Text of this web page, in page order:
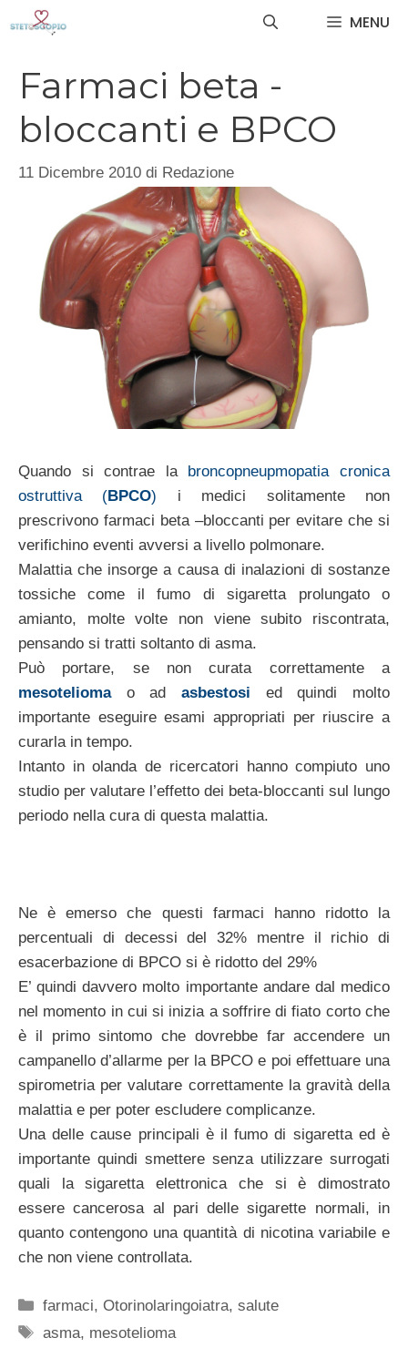
MENU
Farmaci beta -
bloccanti e BPCO
11 Dicembre 2010 di Redazione
Quando si contrae la broncopneupmopatia cronica
ostruttiva (BPCO) i medici solitamente non
prescrivono farmaci beta –bloccanti per evitare che si
verifichino eventi avversi a livello polmonare.
Malattia che insorge a causa di inalazioni di sostanze
tossiche come il fumo di sigaretta prolungato o
amianto, molte volte non viene subito riscontrata,
pensando si tratti soltanto di asma.
Può portare, se non curata correttamente a
mesoteliomao ad asbestosi ed quindi molto
importante eseguire esami appropriati per riuscire a
curarla in tempo.
Intanto in olanda de ricercatori hanno compiuto uno
studio per valutare l’effetto dei beta-bloccanti sul lungo
periodo nella cura di questa malattia.
Ne è emerso che questi farmaci hanno ridotto la
percentuali di decessi del 32% mentre il richio di
esacerbazione di BPCO si è ridotto del 29%
E’ quindi davvero molto importante andare dal medico
nel momento in cui si inizia a soffrire di fiato corto che
è il primo sintomo che dovrebbe far accendere un
campanello d’allarme per la BPCO e poi effettuare una
spirometria per valutare correttamente la gravità della
malattia e per poter escludere complicanze.
Una delle cause principali è il fumo di sigaretta ed è
importante quindi smettere senza utilizzare surrogati
quali la sigaretta elettronica che si è dimostrato
essere cancerosa al pari delle sigarette normali, in
quanto contengono una quantità di nicotina variabile e
che non viene controllata.
Categorie
farmaci,Otorinolaringoiatra,salute
Tag
asma, mesotelioma